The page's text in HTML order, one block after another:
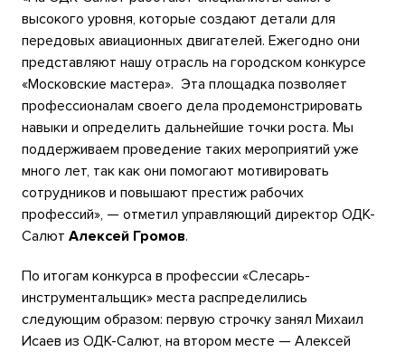
высокого уровня, которые создают детали для
передовых авиационных двигателей. Ежегодно они
представляют нашу отрасль на городском конкурсе
«Московские мастера». Эта площадка позволяет
профессионалам своего дела продемонстрировать
навыки и определить дальнейшие точки роста. Мы
поддерживаем проведение таких мероприятий уже
много лет, так как они помогают мотивировать
сотрудников и повышают престиж рабочих
профессий», — отметил управляющий директор ОДК-
Салют Алексей Громов.
По итогам конкурса в профессии «Слесарь-
инструментальщик» места распределились
следующим образом: первую строчку занял Михаил
Исаев из ОДК-Салют, на втором месте — Алексей